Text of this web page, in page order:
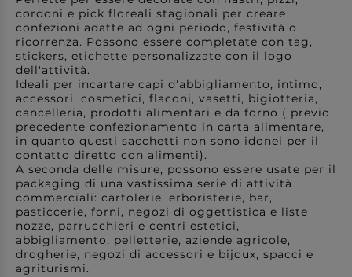
cordoni e pick floreali stagionali per creare
confezioni adatte ad ogni periodo, festività o
ricorrenza. Possono essere completate con tag,
stickers, etichette personalizzate con il logo
dell'attività.
Ideali per incartare capi d'abbigliamento, intimo,
accessori, cosmetici, flaconi, vasetti, bigiotteria,
cancelleria, prodotti alimentari e da forno ( previo
precedente confezionamento in carta alimentare,
in quanto questi sacchetti non sono idonei per il
contatto diretto con alimenti).
A seconda delle misure, possono essere usate per il
packaging di una vastissima serie di attività
commerciali: cartolerie, erboristerie, bar,
pasticcerie, forni, negozi di oggettistica e liste
nozze, parrucchieri e centri estetici,
abbigliamento, pelletterie, aziende agricole,
drogherie, negozi di accessori e bijoux, spacci e
agriturismi.